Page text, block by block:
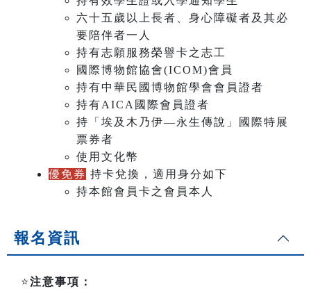
六十五歲以上長者、身心障礙者及其必
要陪伴者一人
持有志願服務榮譽卡之志工
國際博物館協會(ICOM)會員
持有中華民國博物館學會會員證者
持有AICA國際會員證者
持「埃及木乃伊—永生傳說」國際特展
票券者
使用文化幣
優免券 持卡兌換，適用身分如下
持本館會員卡之會員本人
報名資訊
⭐️注意事項：